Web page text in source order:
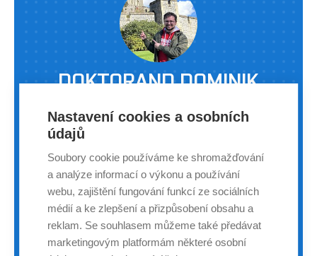
DOKTORAND DOMINIK
VESELÝ ZÍSKAL DÍKY STÁŽI V
OXFORDU NOVÝ POHLED NA
VÝZKUM
ZÁPISNÍK | DOMINIK VESELÝ | 31. KVĚTNA 2024
Doktorand Ústavu chemie a technologie ochrany
životního prostředí Fakulty chemické VUT Dominik
Nastavení cookies a osobních
údajů
Soubory cookie používáme ke shromažďování
a analýze informací o výkonu a používání
webu, zajištění fungování funkcí ze sociálních
médií a ke zlepšení a přizpůsobení obsahu a
reklam. Se souhlasem můžeme také předávat
marketingovým platformám některé osobní